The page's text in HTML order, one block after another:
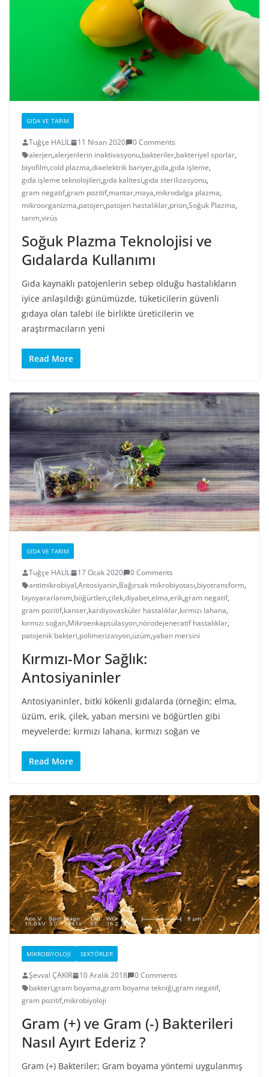
GIDA VE TARIM
Tuğçe HALİL 11 Nisan 2020
0 Comments
alerjen,alerjenlerin inaktivasyonu,bakteriler,bakteriyel sporlar,
biyofilm,cold plazma,diaelektrik bariyer,gıda,gıda işleme,
gıda işleme teknolojileri,gıda kalitesi,gıda sterilizasyonu,
gram negatif,gram pozitif,mantar,maya,mikrodalga plazma,
mikroorganizma,patojen,patojen hastalıklar,prion,Soğuk Plazma,
tarım,virüs
Soğuk Plazma Teknolojisi ve
Gıdalarda Kullanımı
Gıda kaynaklı patojenlerin sebep olduğu hastalıkların
iyice anlaşıldığı günümüzde, tüketicilerin güvenli
gıdaya olan talebi ile birlikte üreticilerin ve
araştırmacıların yeni
Read More
GIDA VE TARIM
Tuğçe HALİL 17 Ocak 2020
0 Comments
antimikrobiyal,Antosiyanin,Bağırsak mikrobiyotası,biyotransform,
biyoyararlanım,böğürtlen,çilek,diyabet,elma,erik,gram negatif,
gram pozitif,kanser,kardiyovasküler hastalıklar,kırmızı lahana,
kırmızı soğan,Mikroenkapsülasyon,nörodejeneratif hastalıklar,
patojenik bakteri,polimerizasyon,üzüm,yaban mersini
Kırmızı-Mor Sağlık:
Antosiyaninler
Antosiyaninler, bitki kökenli gıdalarda (örneğin; elma,
üzüm, erik, çilek, yaban mersini ve böğürtlen gibi
meyvelerde; kırmızı lahana, kırmızı soğan ve
Read More
MIKROBIYOLOJI SEKTÖRLER
Şevval ÇAKIR 10 Aralık 2018
0 Comments
bakteri,gram boyama,gram boyama tekniği,gram negatif,
gram pozitif,mikrobiyoloji
Gram (+) ve Gram (-) Bakterileri
Nasıl Ayırt Ederiz ?
Gram (+) Bakteriler; Gram boyama yöntemi uygulanmış